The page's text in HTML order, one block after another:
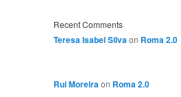
Recent Comments
Teresa Isabel Silvaon Roma 2.0
Rui Moreiraon Roma 2.0